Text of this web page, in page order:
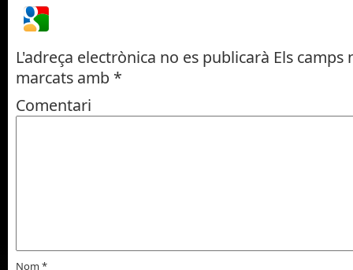
L'adreça electrònica no es publicarà Els camps
marcats amb *
Comentari
Nom *